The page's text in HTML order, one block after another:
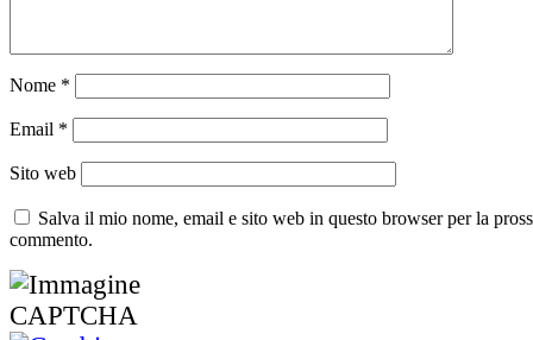
Nome *
Email *
Sito web
Salva il mio nome, email e sito web in questo browser per la
commento.